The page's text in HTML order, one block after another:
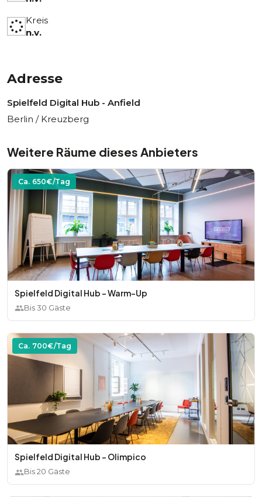
Kreis
n.v.
Adresse
Spielfeld Digital Hub - Anfield
Berlin / Kreuzberg
Weitere Räume dieses Anbieters
Ca. 650€/Tag
Spielfeld Digital Hub - Warm-Up
Bis30 Gäste
Ca. 700€/Tag
Spielfeld Digital Hub - Olimpico
Bis20 Gäste